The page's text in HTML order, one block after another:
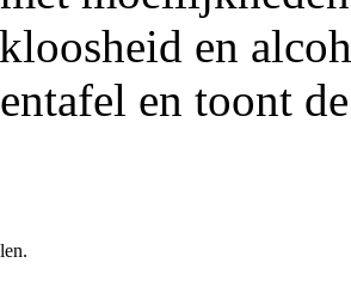
en
en toont